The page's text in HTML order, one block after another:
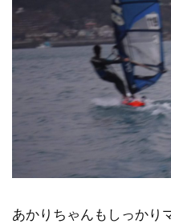
あかりちゃんもしっかり